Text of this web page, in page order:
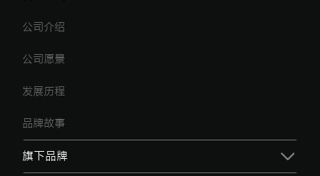
公司介绍
公司愿景
发展历程
品牌故事
旗下品牌